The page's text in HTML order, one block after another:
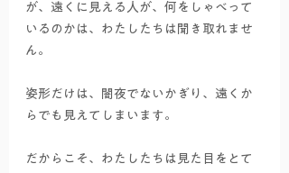
が、遠くに見える人が、何をしゃべって
いるのかは、わたしたちは聞き取れませ
ん。
姿形だけは、闇夜でないかぎり、遠くか
らでも見えてしまいます。
だからこそ、わたしたちは見た目をとて